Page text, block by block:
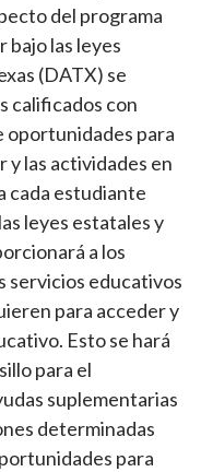
del programa
bajo las leyes
(DATX) se
calificados con
oportunidades para
y las actividades en
cada estudiante
leyes estatales y
a los
servicios educativos
para acceder y
Esto se hará
para el
suplementarias
determinadas
para